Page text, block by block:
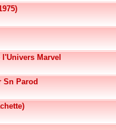
Marvel
Sn Parod